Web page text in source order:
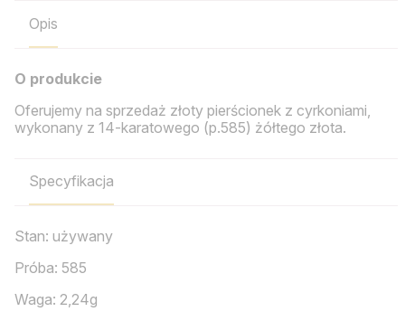
Opis
O produkcie
Oferujemy na sprzedaż złoty pierścionek z cyrkoniami,
wykonany z 14-karatowego (p.585) żółtego złota.
Specyfikacja
Stan: używany
Próba: 585
Waga: 2,24g